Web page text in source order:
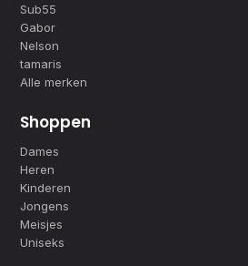
Sub55
Gabor
Nelson
tamaris
Alle merken
Shoppen
Dames
Heren
Kinderen
Jongens
Meisjes
Uniseks